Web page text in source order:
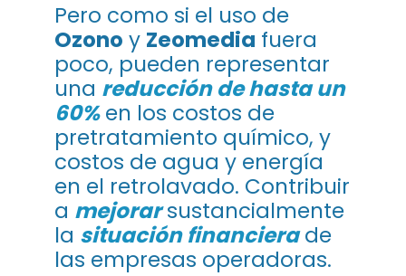
Pero como si el uso de
Ozono y Zeomedia fuera
poco, pueden representar
una reducción de hasta un
60%en los costos de
pretratamiento químico, y
costos de agua y energía
en el retrolavado. Contribuir
a mejorar sustancialmente
la situación financierade
las empresas operadoras.